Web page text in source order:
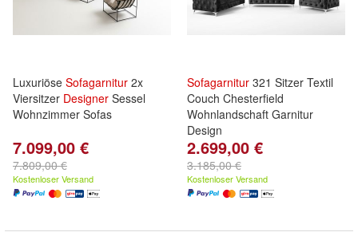
Luxuriöse Sofagarnitur 2x
Viersitzer Designer Sessel
Wohnzimmer Sofas
7.099,00 €
7.809,00 €
Kostenloser Versand
Sofagarnitur 321 Sitzer Textil
Couch Chesterfield
Wohnlandschaft Garnitur
Design
2.699,00 €
3.185,00 €
Kostenloser Versand